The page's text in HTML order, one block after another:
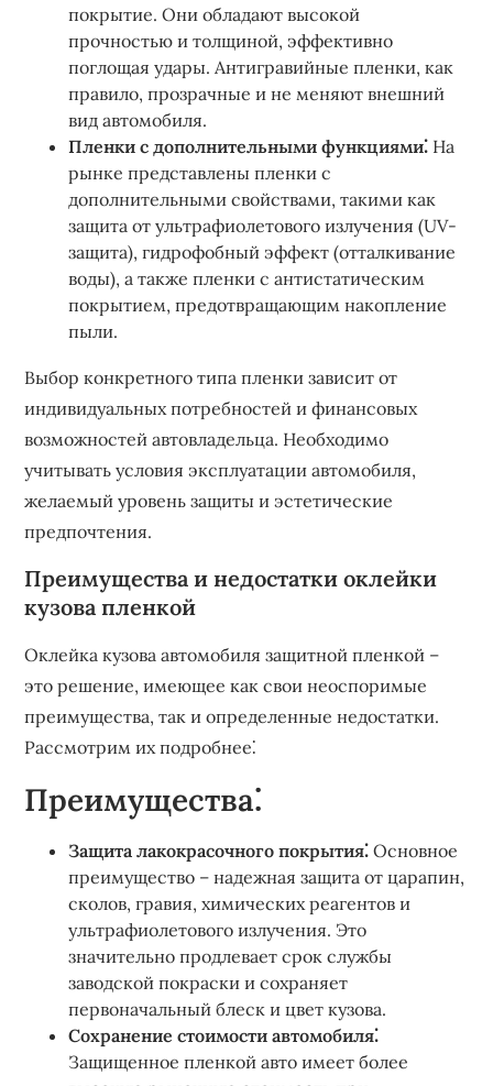
покрытие. Они обладают высокой
прочностью и толщиной, эффективно
поглощая удары. Антигравийные пленки, как
правило, прозрачные и не меняют внешний
вид автомобиля.
Пленки с дополнительными функциями⁚ На
рынке представлены пленки с
дополнительными свойствами, такими как
защита от ультрафиолетового излучения (UV-
защита), гидрофобный эффект (отталкивание
воды), а также пленки с антистатическим
покрытием, предотвращающим накопление
пыли.
Выбор конкретного типа пленки зависит от
индивидуальных потребностей и финансовых
возможностей автовладельца. Необходимо
учитывать условия эксплуатации автомобиля,
желаемый уровень защиты и эстетические
предпочтения.
Преимущества и недостатки оклейки
кузова пленкой
Оклейка кузова автомобиля защитной пленкой –
это решение, имеющее как свои неоспоримые
преимущества, так и определенные недостатки.
Рассмотрим их подробнее⁚
Преимущества⁚
Защита лакокрасочного покрытия⁚ Основное
преимущество – надежная защита от царапин,
сколов, гравия, химических реагентов и
ультрафиолетового излучения. Это
значительно продлевает срок службы
заводской покраски и сохраняет
первоначальный блеск и цвет кузова.
Сохранение стоимости автомобиля⁚
Защищенное пленкой авто имеет более